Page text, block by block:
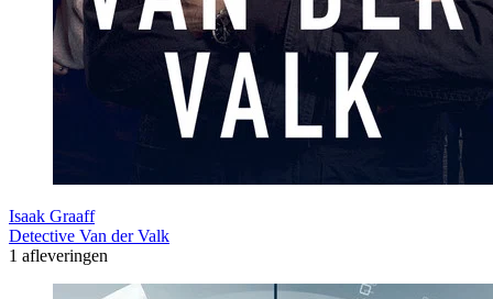
Isaak Graaff
Detective Van der Valk
1 afleveringen